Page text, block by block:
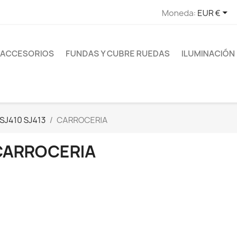
Moneda: EUR €
ACCESORIOS FUNDAS Y CUBRE RUEDAS ILUMINACIÓN
SJ413 CARROCERIA